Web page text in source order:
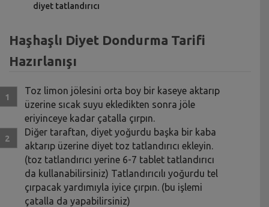
diyet tatlandırıcı
Haşhaşlı Diyet Dondurma Tarifi
Hazırlanışı
Toz limon jölesini orta boy bir kaseye aktarıp
üzerine sıcak suyu ekledikten sonra jöle
eriyinceye kadar çatalla çırpın.
Diğer taraftan, diyet yoğurdu başka bir kaba
aktarıp üzerine diyet toz tatlandırıcı ekleyin.
(toz tatlandırıcı yerine 6-7 tablet tatlandırıcı
da kullanabilirsiniz) Tatlandırıcılı yoğurdu tel
çırpacak yardımıyla iyice çırpın. (bu işlemi
çatalla da yapabilirsiniz)